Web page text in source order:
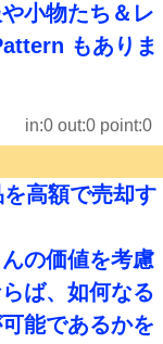
小物たち＆レ
もありま
in:0 out:0 point:0
高額で売却す
の価値を考慮
ば、如何なる
能であるかを